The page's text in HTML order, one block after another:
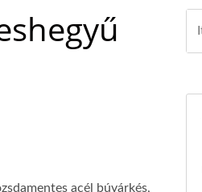
acél búvárkés,